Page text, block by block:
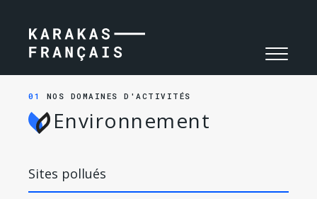
01 NOS DOMAINES D'ACTIVITÉS
Environnement
Sites pollués